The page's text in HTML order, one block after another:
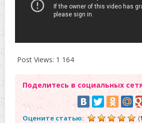
Post Views: 1 164
Поделитесь в социальных
Оцените статью: (1